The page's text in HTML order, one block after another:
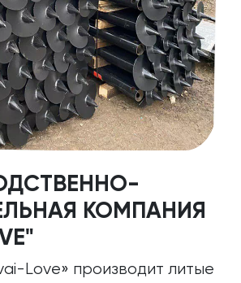
КОМПАНИЯ
Love» производит литые